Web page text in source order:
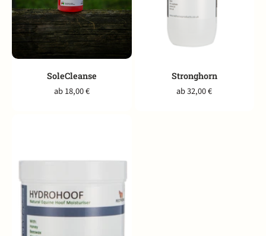
SoleCleanse
ab 18,00 €
Stronghorn
ab 32,00 €